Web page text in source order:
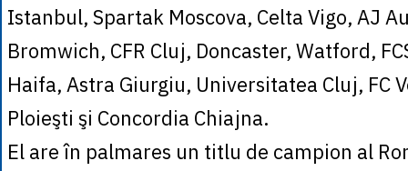
Istanbul, Spartak Moscova, Celta Vigo, AJ
Bromwich, CFR Cluj, Doncaster, Watford,
Haifa, Astra Giurgiu, Universitatea Cluj, FC
Ploieşti şi Concordia Chiajna.
El are în palmares un titlu de campion al